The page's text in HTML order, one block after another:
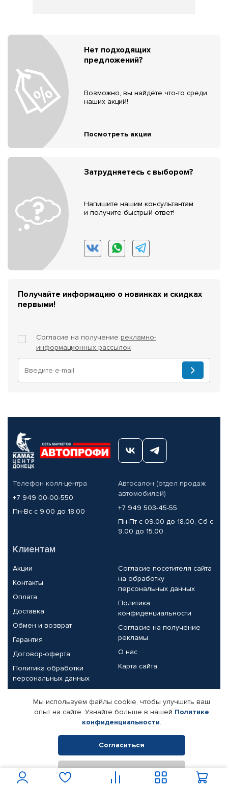
Нет подходящих
предложений?
Возможно, вы найдёте что-то среди
наших акций!
Посмотреть акции
Затрудняетесь с выбором?
Напишите нашим консультантам
и получите быстрый ответ!
Получайте информацию о новинках и скидках
первыми!
Согласие на получение рекламно-
информационных рассылок
Телефон колл-центра
+7 949 00-00-550
Пн-Вс с 9.00 до 18.00
Автосалон (отдел продаж
автомобилей)
+7 949 503-45-55
Пн-Пт с 09.00 до 18.00, Сб с
9.00 до 15.00
Клиентам
Акции
Контакты
Оплата
Доставка
Обмен и возврат
Гарантия
Договор-оферта
Политика обработки
персональных данных
Согласие посетителя сайта
на обработку
персональных данных
Политика
конфиденциальности
Согласие на получение
рекламы
О нас
Карта сайта
Партнерам
Корпоративным клиентам
Поставщикам
Реквизиты компании
© КАМАЗ ЦЕНТР ДОНЕЦК, 2015-2026. Все права защищены.
Интернет-магазин автомобильных товаров Автопрофи.
Мы используем файлы cookie, чтобы улучшить ваш
опыт на сайте. Узнайте больше в нашей Политике
конфиденциальности.
Согласиться
Отклонить